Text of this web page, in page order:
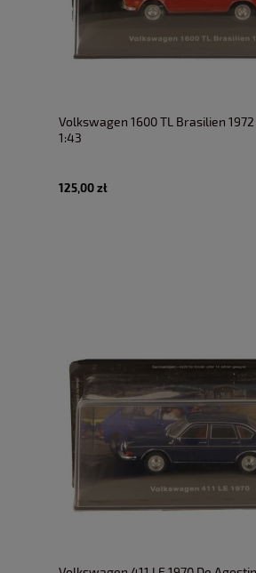
Volkswagen 1600 TL Brasilien
1:43
125,00 zł